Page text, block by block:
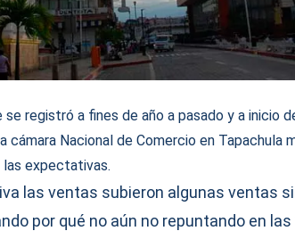
registró a fines de año a pasado y a inicio
cámara Nacional de Comercio en Tapachula
las expectativas.
las ventas subieron algunas ventas
por qué no aún no repuntando en